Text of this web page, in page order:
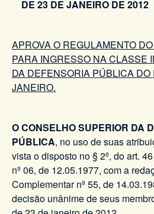
DE 23 DE JANEIRO DE 2012
APROVA O REGULAMENTO
PARA INGRESSO NA CLASSE
DA DEFENSORIA PÚBLICA DO
JANEIRO.
O CONSELHO SUPERIOR DA
PÚBLICA, no uso de suas
vista o disposto no § 2º, do art.
nº 06, de 12.05.1977, com a
Complementar nº 55, de
decisão unânime de seus